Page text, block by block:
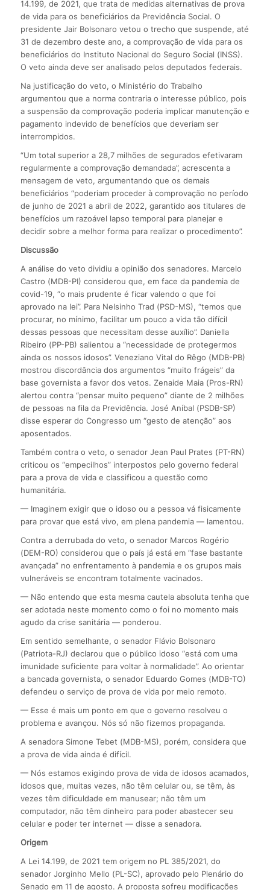
14.199, de 2021, que trata de medidas alternativas de prova
de vida para os beneficiários da Previdência Social. O
presidente Jair Bolsonaro vetou o trecho que suspende, até
31 de dezembro deste ano, a comprovação de vida para os
beneficiários do Instituto Nacional do Seguro Social (INSS).
O veto ainda deve ser analisado pelos deputados federais.
Na justificação do veto, o Ministério do Trabalho
argumentou que a norma contraria o interesse público, pois
a suspensão da comprovação poderia implicar manutenção e
pagamento indevido de benefícios que deveriam ser
interrompidos.
“Um total superior a 28,7 milhões de segurados efetivaram
regularmente a comprovação demandada”, acrescenta a
mensagem de veto, argumentando que os demais
beneficiários “poderiam proceder à comprovação no período
de junho de 2021 a abril de 2022, garantido aos titulares de
benefícios um razoável lapso temporal para planejar e
decidir sobre a melhor forma para realizar o procedimento”.
Discussão
A análise do veto dividiu a opinião dos senadores. Marcelo
Castro (MDB-PI) considerou que, em face da pandemia de
covid-19, “o mais prudente é ficar valendo o que foi
aprovado na lei”. Para Nelsinho Trad (PSD-MS), “temos que
procurar, no mínimo, facilitar um pouco a vida tão difícil
dessas pessoas que necessitam desse auxílio”. Daniella
Ribeiro (PP-PB) salientou a “necessidade de protegermos
ainda os nossos idosos”. Veneziano Vital do Rêgo (MDB-PB)
mostrou discordância dos argumentos “muito frágeis” da
base governista a favor dos vetos. Zenaide Maia (Pros-RN)
alertou contra “pensar muito pequeno” diante de 2 milhões
de pessoas na fila da Previdência. José Aníbal (PSDB-SP)
disse esperar do Congresso um “gesto de atenção” aos
aposentados.
Também contra o veto, o senador Jean Paul Prates (PT-RN)
criticou os “empecilhos” interpostos pelo governo federal
para a prova de vida e classificou a questão como
humanitária.
— Imaginem exigir que o idoso ou a pessoa vá fisicamente
para provar que está vivo, em plena pandemia — lamentou.
Contra a derrubada do veto, o senador Marcos Rogério
(DEM-RO) considerou que o país já está em “fase bastante
avançada” no enfrentamento à pandemia e os grupos mais
vulneráveis se encontram totalmente vacinados.
— Não entendo que esta mesma cautela absoluta tenha que
ser adotada neste momento como o foi no momento mais
agudo da crise sanitária — ponderou.
Em sentido semelhante, o senador Flávio Bolsonaro
(Patriota-RJ) declarou que o público idoso “está com uma
imunidade suficiente para voltar à normalidade”. Ao orientar
a bancada governista, o senador Eduardo Gomes (MDB-TO)
defendeu o serviço de prova de vida por meio remoto.
— Esse é mais um ponto em que o governo resolveu o
problema e avançou. Nós só não fizemos propaganda.
A senadora Simone Tebet (MDB-MS), porém, considera que
a prova de vida ainda é difícil.
— Nós estamos exigindo prova de vida de idosos acamados,
idosos que, muitas vezes, não têm celular ou, se têm, às
vezes têm dificuldade em manusear; não têm um
computador, não têm dinheiro para poder abastecer seu
celular e poder ter internet — disse a senadora.
Origem
A Lei 14.199, de 2021 tem origem no PL 385/2021, do
senador Jorginho Mello (PL-SC), aprovado pelo Plenário do
Senado em 11 de agosto. A proposta sofreu modificações